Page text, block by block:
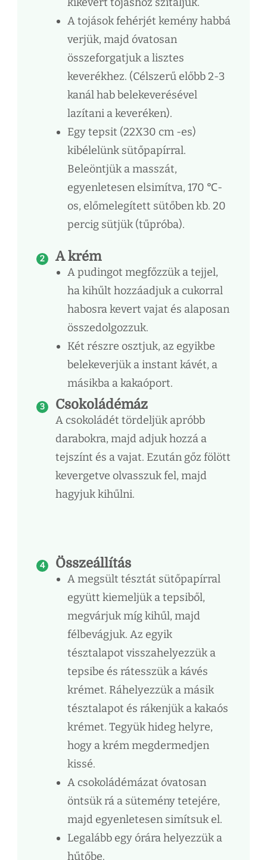
kikevert tojáshoz szitáljuk.
A tojások fehérjét kemény habbá
verjük, majd óvatosan
összeforgatjuk a lisztes
keverékhez. (Célszerű előbb 2-3
kanál hab belekeverésével
lazítani a keveréken).
Egy tepsit (22X30 cm -es)
kibélelünk sütőpapírral.
Beleöntjük a masszát,
egyenletesen elsimítva, 170 ℃-
os, előmelegített sütőben kb. 20
percig sütjük (tűpróba).
A krém
A pudingot megfőzzük a tejjel,
ha kihűlt hozzáadjuk a cukorral
habosra kevert vajat és alaposan
összedolgozzuk.
Két részre osztjuk, az egyikbe
belekeverjük a instant kávét, a
másikba a kakaóport.
Csokoládémáz
A csokoládét tördeljük apróbb
darabokra, majd adjuk hozzá a
tejszínt és a vajat. Ezután gőz fölött
kevergetve olvasszuk fel, majd
hagyjuk kihűlni.
Összeállítás
A megsült tésztát sütőpapírral
együtt kiemeljük a tepsiből,
megvárjuk míg kihűl, majd
félbevágjuk. Az egyik
tésztalapot visszahelyezzük a
tepsibe és rátesszük a kávés
krémet. Ráhelyezzük a másik
tésztalapot és rákenjük a kakaós
krémet. Tegyük hideg helyre,
hogy a krém megdermedjen
kissé.
A csokoládémázat óvatosan
öntsük rá a sütemény tetejére,
majd egyenletesen simítsuk el.
Legalább egy órára helyezzük a
hűtőbe.